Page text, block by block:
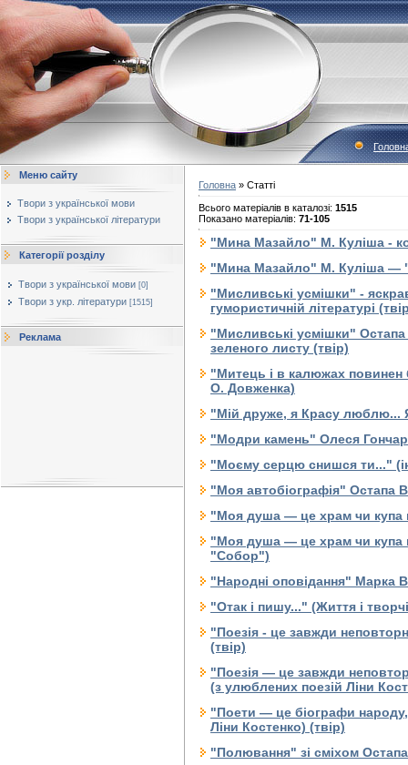
Меню сайту
Твори з української мови
Твори з української літератури
Категорії розділу
Твори з української мови [0]
Твори з укр. літератури [1515]
Реклама
Головна » Статті
Всього матеріалів в каталозі: 1515
Показано матеріалів: 71-105
"Мина Мазайло" М. Куліша -
"Мина Мазайло" М. Куліша —
"Мисливські усмішки" -
гумористичній літературі
"Мисливські усмішки"
зеленого листу (твір)
"Митець і в калюжах повинен
О. Довженка)
"Мій друже, я Красу люблю...
"Модри камень" Олеся
"Моєму серцю снишся ти..."
"Моя автобіографія" Остапа
"Моя душа — це храм чи купа
"Моя душа — це храм чи купа
"Собор")
"Народні оповідання" Марка
"Отак і пишу..." (Життя і
"Поезія - це завжди
(твір)
"Поезія — це завжди
(з улюблених поезій Ліни
"Поети — це біографи
Ліни Костенко) (твір)
"Полювання" зі сміхом